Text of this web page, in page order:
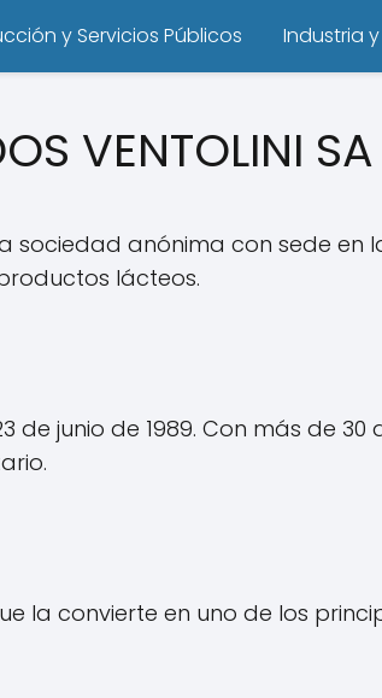
y Servicios Públicos Industria
VENTOLINI SA
una sociedad anónima con sede
lácteos.
23 de junio de 1989. Con más
la convierte en uno de los